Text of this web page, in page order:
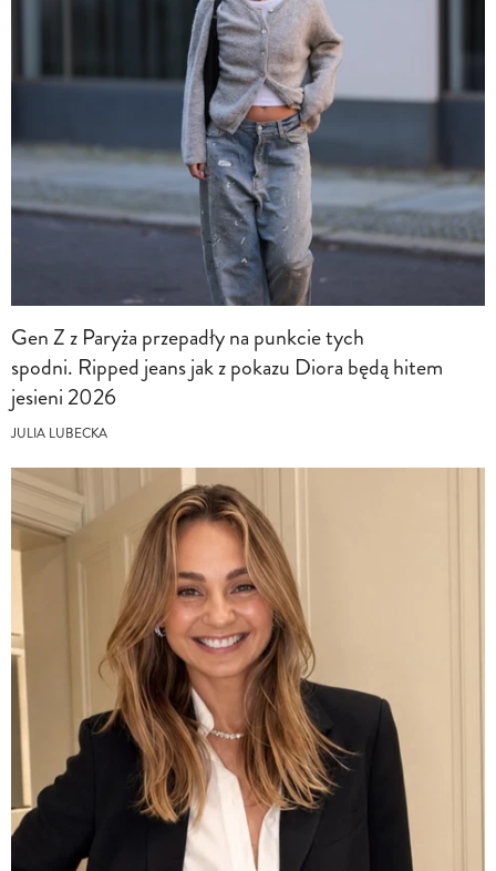
Gen Z z Paryża przepadły na punkcie tych
spodni. Ripped jeans jak z pokazu Diora będą hitem
jesieni 2026
JULIA LUBECKA